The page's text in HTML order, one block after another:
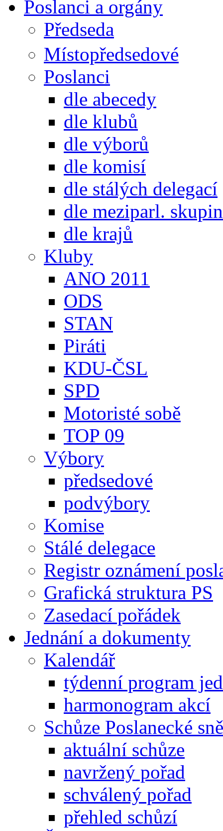
Poslanci a orgány
Předseda
Místopředsedové
Poslanci
dle abecedy
dle klubů
dle výborů
dle komisí
dle stálých delegací
dle meziparl. skupin
dle krajů
Kluby
ANO 2011
ODS
STAN
Piráti
KDU-ČSL
SPD
Motoristé sobě
TOP 09
Výbory
předsedové
podvýbory
Komise
Stálé delegace
Registr oznámení
Grafická struktura PS
Zasedací pořádek
Jednání a dokumenty
Kalendář
týdenní program
harmonogram akcí
Schůze Poslanecké
aktuální schůze
navržený pořad
schválený pořad
přehled schůzí